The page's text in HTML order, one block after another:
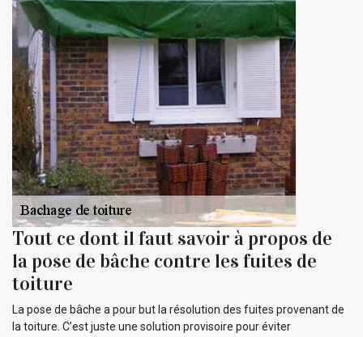
Tout ce dont il faut savoir à propos de
la pose de bâche contre les fuites de
toiture
La pose de bâche a pour but la résolution des fuites provenant de
la toiture. C’est juste une solution provisoire pour éviter